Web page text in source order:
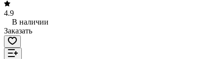
4.9
В наличии
Заказать